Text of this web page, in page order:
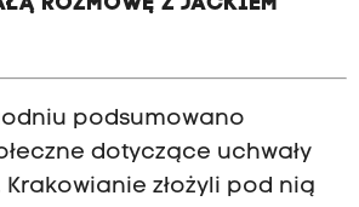
podsumowano
dotyczące uchwały
złożyli pod nią